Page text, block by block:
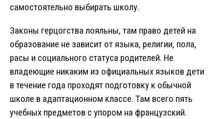
самостоятельно выбирать школу.
Законы герцогства лояльны, там право детей на
образование не зависит от языка, религии, пола,
расы и социального статуса родителей. Не
владеющие никаким из официальных языков дети
в течение года проходят подготовку к обычной
школе в адаптационном классе. Там всего пять
учебных предметов с упором на французский.